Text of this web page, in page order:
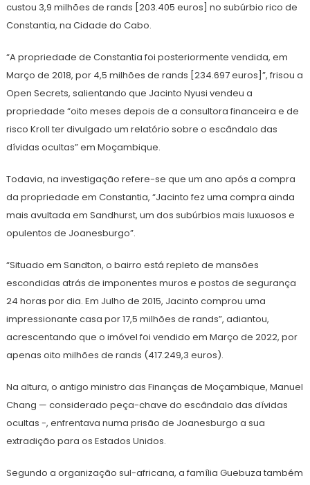
custou 3,9 milhões de rands [203.405 euros] no subúrbio rico de
Constantia, na Cidade do Cabo.
“A propriedade de Constantia foi posteriormente vendida, em
Março de 2018, por 4,5 milhões de rands [234.697 euros]”, frisou a
Open Secrets, salientando que Jacinto Nyusi vendeu a
propriedade “oito meses depois de a consultora financeira e de
risco Kroll ter divulgado um relatório sobre o escândalo das
dívidas ocultas” em Moçambique.
Todavia, na investigação refere-se que um ano após a compra
da propriedade em Constantia, “Jacinto fez uma compra ainda
mais avultada em Sandhurst, um dos subúrbios mais luxuosos e
opulentos de Joanesburgo”.
“Situado em Sandton, o bairro está repleto de mansões
escondidas atrás de imponentes muros e postos de segurança
24 horas por dia. Em Julho de 2015, Jacinto comprou uma
impressionante casa por 17,5 milhões de rands”, adiantou,
acrescentando que o imóvel foi vendido em Março de 2022, por
apenas oito milhões de rands (417.249,3 euros).
Na altura, o antigo ministro das Finanças de Moçambique, Manuel
Chang — considerado peça-chave do escândalo das dívidas
ocultas -, enfrentava numa prisão de Joanesburgo a sua
extradição para os Estados Unidos.
Segundo a organização sul-africana, a família Guebuza também